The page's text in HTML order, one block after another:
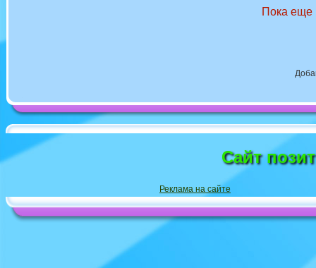
Пока еще
Сайт
Реклама на сайте